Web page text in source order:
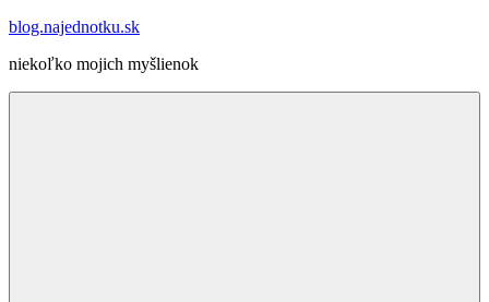
Skip
content
blog.najednotku.sk
niekoľko mojich myšlienok